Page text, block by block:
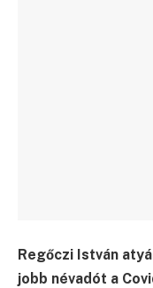
Regőczi István
jobb névadót a